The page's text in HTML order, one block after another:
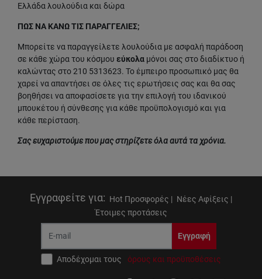
Ελλάδα λουλούδια και δώρα
ΠΩΣ ΝΑ ΚΑΝΩ ΤΙΣ ΠΑΡΑΓΓΕΛΙΕΣ;
Μπορείτε να παραγγείλετε λουλούδια με ασφαλή παράδοση
σε κάθε χώρα του κόσμου εύκολα μόνοι σας στο διαδίκτυο ή
καλώντας στο 210 5313623. Το έμπειρο προσωπικό μας θα
χαρεί να απαντήσει σε όλες τις ερωτήσεις σας και θα σας
βοηθήσει να αποφασίσετε για την επιλογή του ιδανικού
μπουκέτου ή σύνθεσης για κάθε προϋπολογισμό και για
κάθε περίσταση.
Σας ευχαριστούμε που μας στηρίζετε όλα αυτά τα χρόνια.
Εγγραφείτε για: Hot Προσφορές | Νέες Αφίξεις |
Έτοιμες προτάσεις
Εγγραφή
Αποδέχομαι τους όρους και προϋποθέσεις